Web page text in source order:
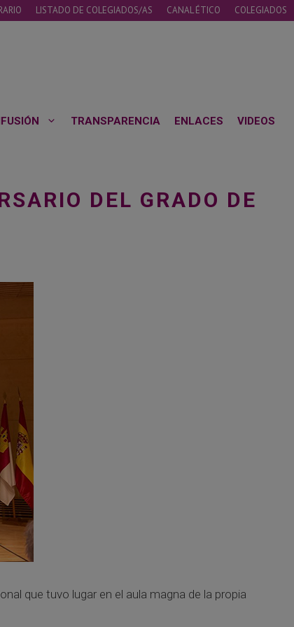
LISTADO DE COLEGIADOS/AS CANAL ÉTICO COLEGIADOS
TRANSPARENCIA ENLACES VIDEOS
DEL GRADO DE
que tuvo lugar en el aula magna de la propia